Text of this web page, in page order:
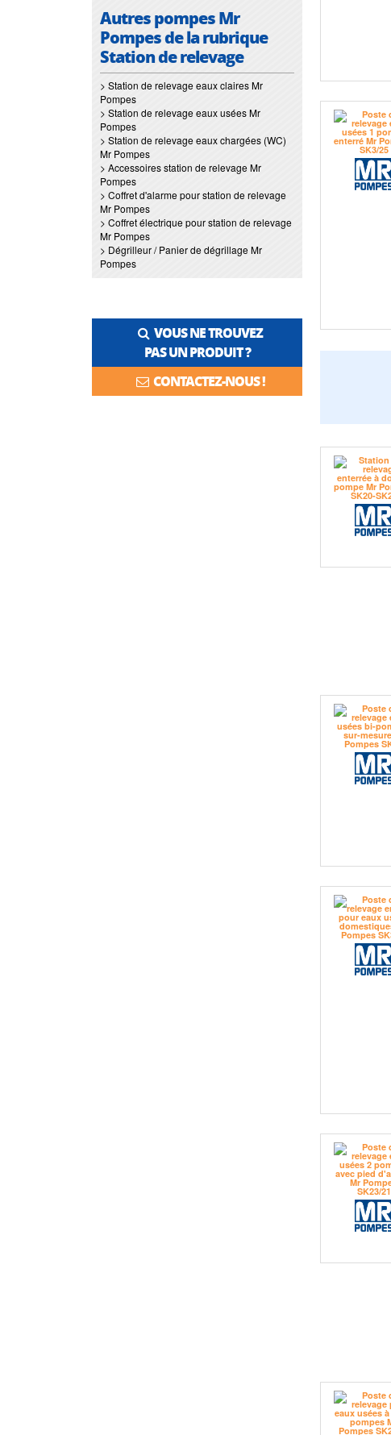
Autres pompes Mr
Pompes de la rubrique
Station de relevage
> Station de relevage eaux claires Mr
Pompes
> Station de relevage eaux usées Mr
Pompes
> Station de relevage eaux chargées (WC)
Mr Pompes
> Accessoires station de relevage Mr
Pompes
> Coffret d'alarme pour station de relevage
Mr Pompes
> Coffret électrique pour station de relevage
Mr Pompes
> Dégrilleur / Panier de dégrillage Mr
Pompes
VOUS NE TROUVEZ
PAS UN PRODUIT ?
CONTACTEZ-NOUS !